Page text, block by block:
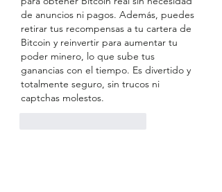
de anuncios ni pagos. Además, puedes
retirar tus recompensas a tu cartera de
Bitcoin y reinvertir para aumentar tu
poder minero, lo que sube tus
ganancias con el tiempo. Es divertido y
totalmente seguro, sin trucos ni
captchas molestos.